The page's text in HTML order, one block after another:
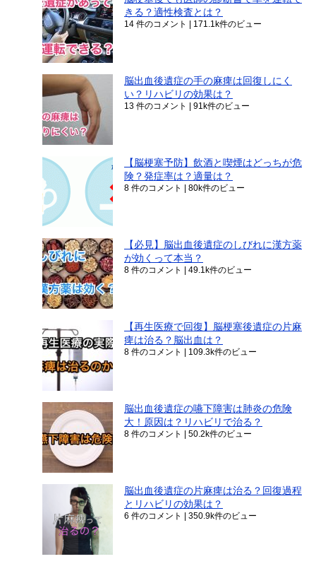
きる？適性検査とは？
14 件のコメント 171.1k件のビュー
脳出血後遺症の手の麻痺は回復しにく
い？リハビリの効果は？
13 件のコメント 91k件のビュー
【脳梗塞予防】飲酒と喫煙はどっちが危
険？発症率は？適量は？
8 件のコメント 80k件のビュー
【必見】脳出血後遺症のしびれに漢方薬
が効くって本当？
8 件のコメント 49.1k件のビュー
【再生医療で回復】脳梗塞後遺症の片麻
痺は治る？脳出血は？
8 件のコメント 109.3k件のビュー
脳出血後遺症の嚥下障害は肺炎の危険
大！原因は？リハビリで治る？
8 件のコメント 50.2k件のビュー
脳出血後遺症の片麻痺は治る？回復過程
とリハビリの効果は？
6 件のコメント 350.9k件のビュー